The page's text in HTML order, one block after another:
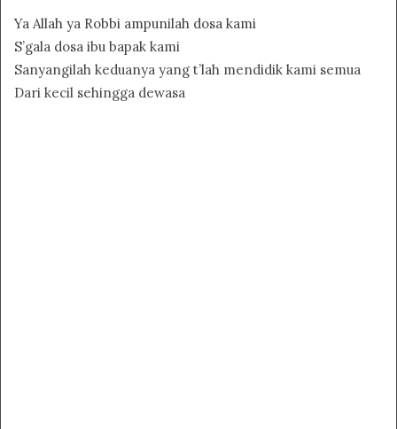
Ya Allah ya Robbi ampunilah dosa kami
S’gala dosa ibu bapak kami
Sanyangilah keduanya yang t’lah mendidik kami semua
Dari kecil sehingga dewasa